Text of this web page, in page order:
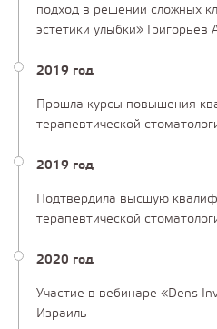
подход в решении сложных
эстетики улыбки» Григорьев
2019 год
Прошла курсы повышения
терапевтической
2019 год
Подтвердила высшую
терапевтической
2020 год
Участие в вебинаре «Dens
Израиль